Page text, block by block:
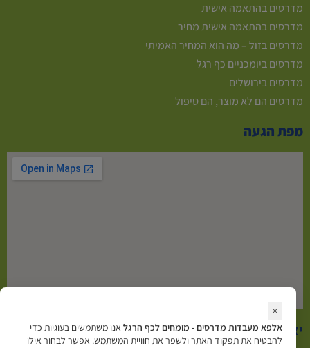
מדרסים בהתאמה אישית
מדרסים בהתאמה אישית מחיר
מדרסים בזול – מה הוא המחיר האמיתי
מדרסים ביומכניים כף רגל
מדרסים בירושלים
מדרסים הם לא מוצר, הם טיפול
מפת הגעה
יצירת קשר
×
אלפא מעבדות מדרסים - מומחים לכף הרגל אנו משתמשים בעוגיות כדי
להבטיח את תפקוד האתר ולשפר את חוויית המשתמש. אפשר לבחור אילו